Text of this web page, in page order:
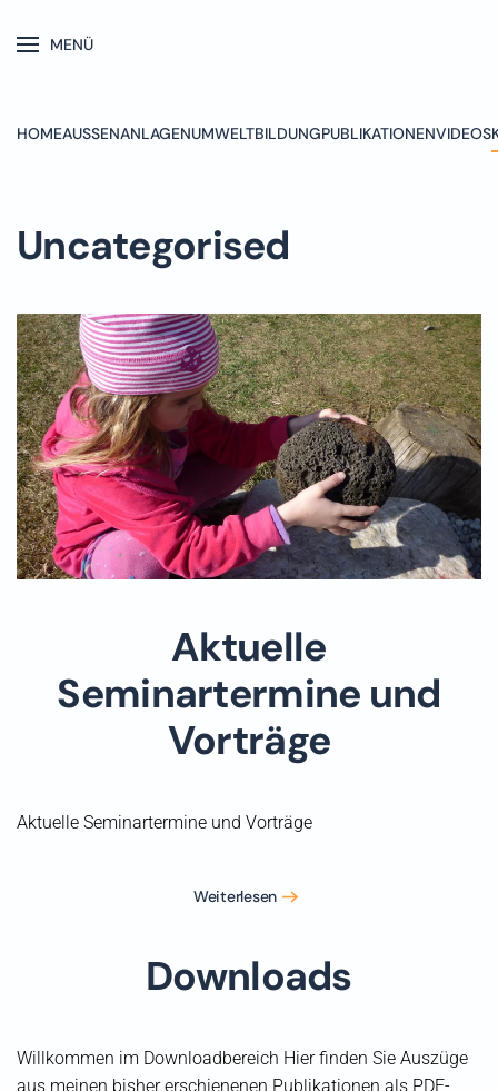
MENÜ
HOMEAUSSENANLAGENUMWELTBILDUNGPUBLIKATIONENVIDEOS
Uncategorised
Aktuelle
Seminartermine und
Vorträge
Aktuelle Seminartermine und Vorträge
Weiterlesen
Downloads
Willkommen im Downloadbereich Hier finden Sie Auszüge
aus meinen bisher erschienenen Publikationen als PDF-